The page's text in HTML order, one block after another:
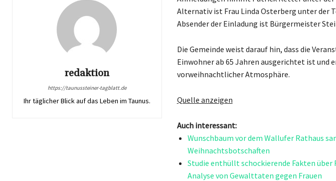
redaktion
https://taunussteiner-tagblatt.de
Ihr täglicher Blick auf das Leben im Taunus.
Alternativ ist Frau Linda Osterberg unter der
Absender der Einladung ist Bürgermeister
Die Gemeinde weist darauf hin, dass die
Einwohner ab 65 Jahren ausgerichtet ist
vorweihnachtlicher Atmosphäre.
Quelle anzeigen
Auch interessant:
Wunschbaum vor dem Wallufer Rathaus
Weihnachtsbotschaften
Studie enthüllt schockierende Fakten
Analyse von Gewalttaten gegen Frauen